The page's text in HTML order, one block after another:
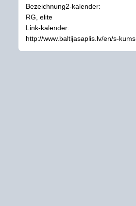
Bezeichnung2-kalender:
RG, elite
Link-kalender:
http://www.baltijasaplis.lv/en/s-kums